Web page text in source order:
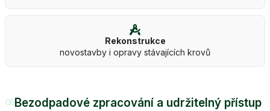
Rekonstrukce
novostavby i opravy stávajících krovů
06Bezodpadové zpracování a udržitelný přístup